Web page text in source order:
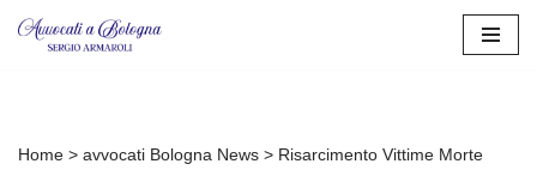
Home > avvocati Bologna News > Risarcimento Vittime Morte